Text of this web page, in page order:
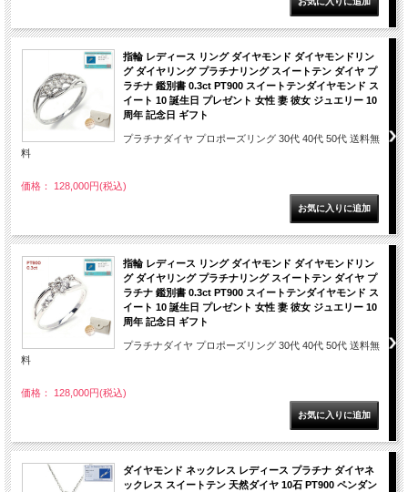
指輪 レディース リング ダイヤモンド ダイヤモンドリン
グ ダイヤリング プラチナリング スイートテン ダイヤ プ
ラチナ 鑑別書 0.3ct PT900 スイートテンダイヤモンド ス
イート 10 誕生日 プレゼント 女性 妻 彼女 ジュエリー 10
周年 記念日 ギフト
プラチナダイヤ プロポーズリング 30代 40代 50代 送料無
料
価格： 128,000円(税込)
指輪 レディース リング ダイヤモンド ダイヤモンドリン
グ ダイヤリング プラチナリング スイートテン ダイヤ プ
ラチナ 鑑別書 0.3ct PT900 スイートテンダイヤモンド ス
イート 10 誕生日 プレゼント 女性 妻 彼女 ジュエリー 10
周年 記念日 ギフト
プラチナダイヤ プロポーズリング 30代 40代 50代 送料無
料
価格： 128,000円(税込)
ダイヤモンド ネックレス レディース プラチナ ダイヤネ
ックレス スイートテン 天然ダイヤ 10石 PT900 ペンダン